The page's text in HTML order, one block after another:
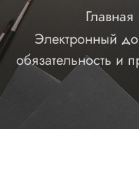
Главная
Электронный
обязательность и